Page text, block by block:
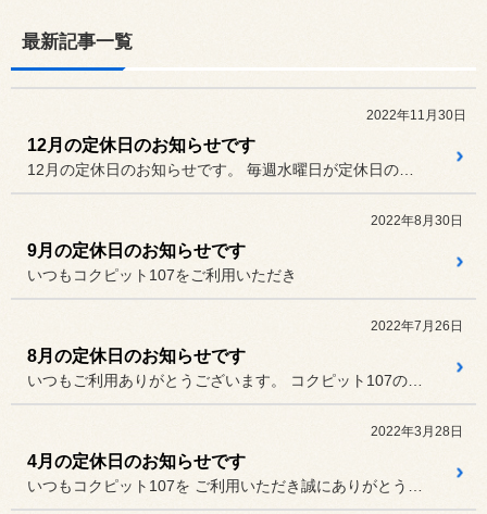
最新記事一覧
2022年11月30日
12月の定休日のお知らせです
2022年8月30日
9月の定休日のお知らせです
いつもコクピット107をご利用いただき
2022年7月26日
8月の定休日のお知らせです
2022年3月28日
4月の定休日のお知らせです